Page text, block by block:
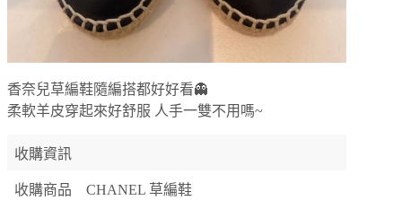
香奈兒草編鞋隨編搭都好好看👻
柔軟羊皮穿起來好舒服 人手一雙不用嗎~
收購資訊
收購商品 CHANEL 草編鞋